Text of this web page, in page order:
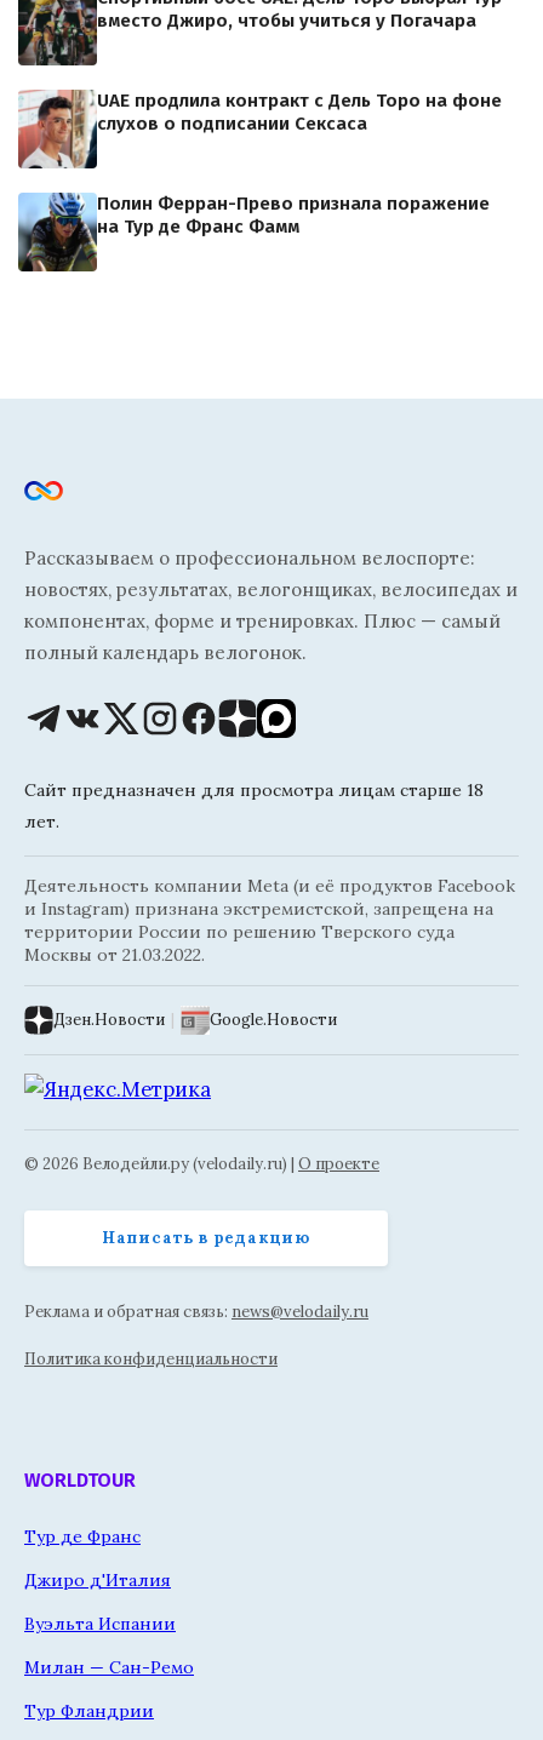
вместо Джиро, чтобы учиться у Погачара
UAE продлила контракт с Дель Торо на фоне
слухов о подписании Сексаса
Полин Ферран-Прево признала поражение
на Тур де Франс Фамм
Рассказываем о профессиональном велоспорте:
новостях, результатах, велогонщиках, велосипедах и
компонентах, форме и тренировках. Плюс — самый
полный календарь велогонок.
Сайт предназначен для просмотра лицам старше 18
лет.
Деятельность компании Meta (и её продуктов Facebook
и Instagram) признана экстремистской, запрещена на
территории России по решению Тверского суда
Москвы от 21.03.2022.
Дзен.Новости | Google.Новости
© 2026 Велодейли.ру (velodaily.ru) | О проекте
Написать в редакцию
Реклама и обратная связь: news@velodaily.ru
Политика конфиденциальности
WORLDTOUR
Тур де Франс
Джиро д'Италия
Вуэльта Испании
Милан — Сан-Ремо
Тур Фландрии